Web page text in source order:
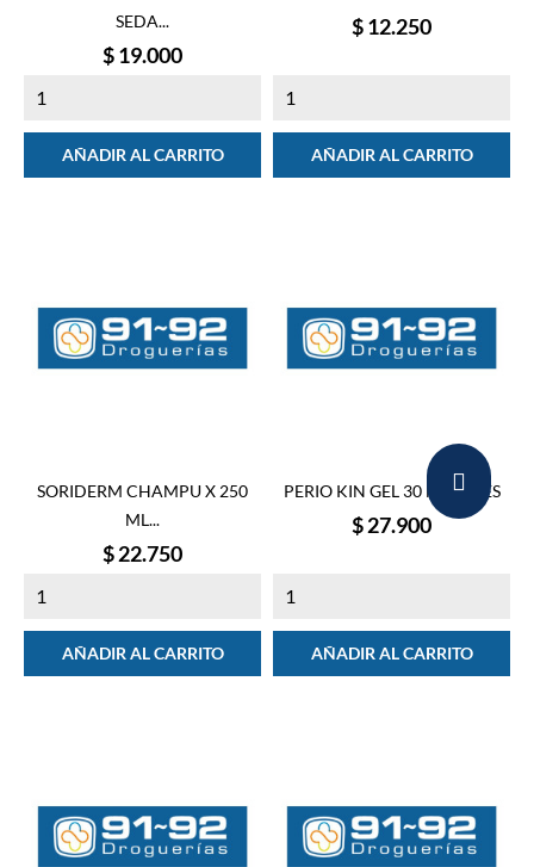
SEDA...
Precio
$ 19.000
AÑADIR AL CARRITO
Precio
$ 12.250
AÑADIR AL CARRITO
SORIDERM CHAMPU X 250
ML...
Precio
$ 22.750
AÑADIR AL CARRITO
PERIO KIN GEL 30 ML GELES
Precio
$ 27.900
AÑADIR AL CARRITO